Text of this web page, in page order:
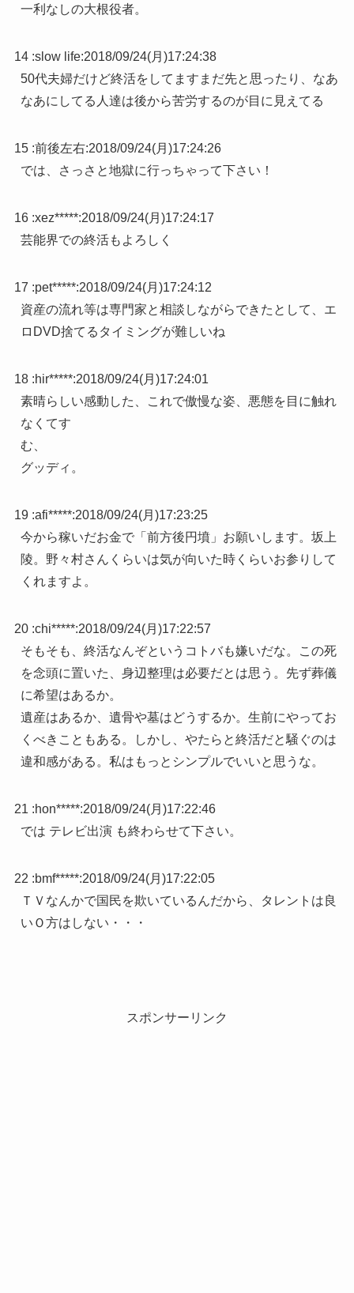
一利なしの大根役者。
14 :slow life:2018/09/24(月)17:24:38
50代夫婦だけど終活をしてますまだ先と思ったり、なあ
なあにしてる人達は後から苦労するのが目に見えてる
15 :前後左右:2018/09/24(月)17:24:26
では、さっさと地獄に行っちゃって下さい！
16 :xez*****:2018/09/24(月)17:24:17
芸能界での終活もよろしく
17 :pet*****:2018/09/24(月)17:24:12
資産の流れ等は専門家と相談しながらできたとして、エ
ロDVD捨てるタイミングが難しいね
18 :hir*****:2018/09/24(月)17:24:01
素晴らしい感動した、これで傲慢な姿、悪態を目に触れ
なくてす
む、
グッディ。
19 :afi*****:2018/09/24(月)17:23:25
今から稼いだお金で「前方後円墳」お願いします。坂上
陵。野々村さんくらいは気が向いた時くらいお参りして
くれますよ。
20 :chi*****:2018/09/24(月)17:22:57
そもそも、終活なんぞというコトバも嫌いだな。この死
を念頭に置いた、身辺整理は必要だとは思う。先ず葬儀
に希望はあるか。
遺産はあるか、遺骨や墓はどうするか。生前にやってお
くべきこともある。しかし、やたらと終活だと騒ぐのは
違和感がある。私はもっとシンプルでいいと思うな。
21 :hon*****:2018/09/24(月)17:22:46
では テレビ出演 も終わらせて下さい。
22 :bmf*****:2018/09/24(月)17:22:05
ＴＶなんかで国民を欺いているんだから、タレントは良
いＯ方はしない・・・
スポンサーリンク